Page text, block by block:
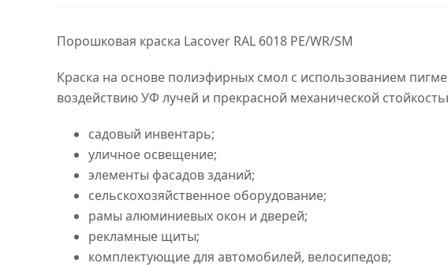
Порошковая краска Lacover RAL 6018 PE/WR/SM
Краска на основе полиэфирных смол с использованием
воздействию УФ лучей и прекрасной механической
садовый инвентарь;
уличное освещение;
элементы фасадов зданий;
сельскохозяйственное оборудование;
рамы алюминиевых окон и дверей;
рекламные щиты;
комплектующие для автомобилей, велосипедов;